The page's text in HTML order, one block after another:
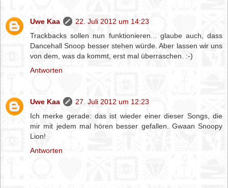
Uwe Kaa
22. Juli 2012 um 14:23
Trackbacks sollen nun funktionieren... glaube auch, dass
Dancehall Snoop besser stehen würde. Aber lassen wir uns
von dem, was da kommt, erst mal überraschen. :-)
Antworten
Uwe Kaa
27. Juli 2012 um 12:23
Ich merke gerade: das ist wieder einer dieser Songs, die
mir mit jedem mal hören besser gefallen. Gwaan Snoopy
Lion!
Antworten